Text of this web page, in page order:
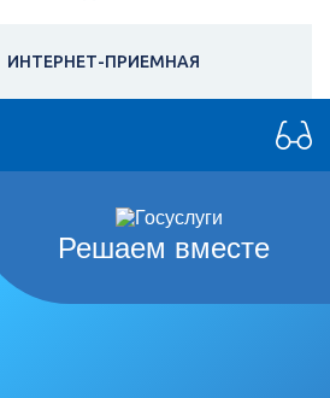
ИНТЕРНЕТ-ПРИЕМНАЯ
Решаем вместе